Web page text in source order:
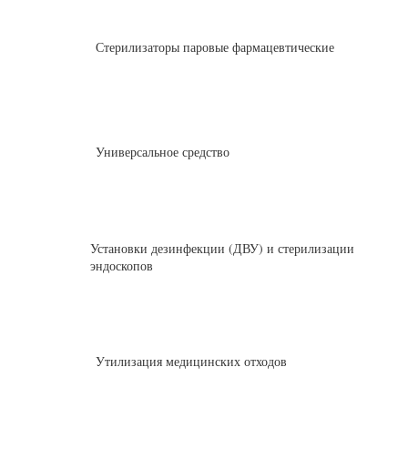
Стерилизаторы паровые фармацевтические
Универсальное средство
Установки дезинфекции (ДВУ) и стерилизации
эндоскопов
Утилизация медицинских отходов